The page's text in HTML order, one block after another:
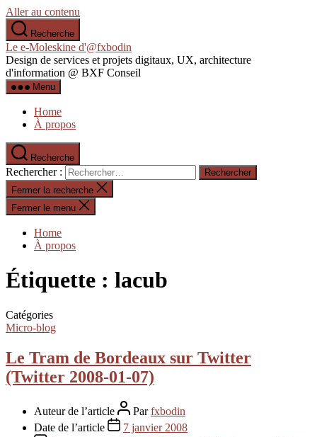
Aller au contenu
Recherche
Le e-Moleskine d'@fxbodin
Design de services et projets digitaux, UX, architecture
d'information @ BXF Conseil
Menu
Home
À propos
Recherche
Rechercher :
Fermer la recherche
Fermer le menu
Home
À propos
Étiquette : lacub
Catégories
Micro-blog
Le Tram de Bordeaux sur Twitter
(Twitter 2008-01-07)
Auteur de l’article Parfxbodin
Date de l’article
7 janvier 2008